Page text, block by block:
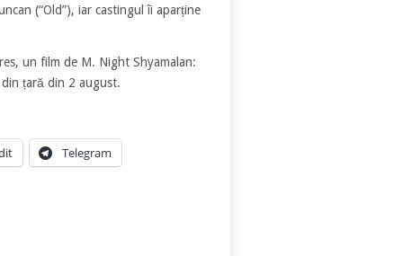
(“Old”), iar castingul îi aparține
un film de M. Night Shyamalan:
din țară din 2 august.
Telegram